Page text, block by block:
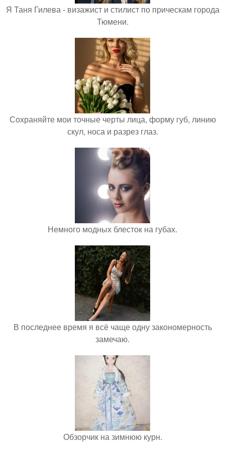
Я Таня Гилева - визажист и стилист по прическам города
Тюмени.
Сохраняйте мои точные черты лица, форму губ, линию
скул, носа и разрез глаз.
Немного модных блесток на губах.
В последнее время я всё чаще одну закономерность
замечаю.
Обзорчик на зимнюю курн.